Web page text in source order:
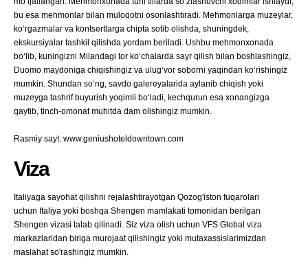
bu esa mehmonlar bilan muloqotni osonlashtiradi. Mehmonlarga muzeylar,
ko‘rgazmalar va kontsertlarga chipta sotib olishda, shuningdek,
ekskursiyalar tashkil qilishda yordam beriladi. Ushbu mehmonxonada
bo‘lib, kuningizni Milandagi tor ko‘chalarda sayr qilish bilan boshlashingiz,
Duomo maydoniga chiqishingiz va ulug‘vor soborni yaqindan ko‘rishingiz
mumkin. Shundan so‘ng, savdo galereyalarida aylanib chiqish yoki
muzeyga tashrif buyurish yoqimli bo‘ladi, kechqurun esa xonangizga
qaytib, tinch-omonat muhitda dam olishingiz mumkin.
Rasmiy sayt: www.geniushoteldowntown.com
Viza
Italiyaga sayohat qilishni rejalashtirayotgan Qozog'iston fuqarolari
uchun Italiya yoki boshqa Shengen mamlakati tomonidan berilgan
Shengen vizasi talab qilinadi. Siz viza olish uchun VFS Global viza
markazlaridan biriga murojaat qilishingiz yoki mutaxassislarimizdan
maslahat so'rashingiz mumkin.